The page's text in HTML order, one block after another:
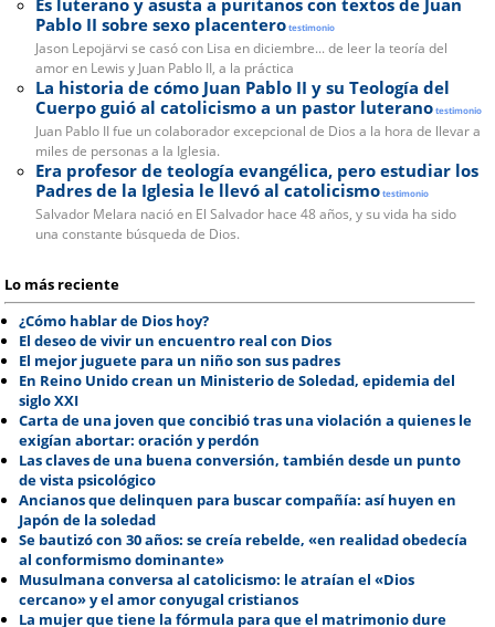
Es luterano y asusta a puritanos con textos de Juan
Pablo II sobre sexo placenterotestimonio
Jason Lepojärvi se casó con Lisa en diciembre... de leer la teoría del
amor en Lewis y Juan Pablo II, a la práctica
La historia de cómo Juan Pablo II y su Teología del
Cuerpo guió al catolicismo a un pastor luteranotestimonio
Juan Pablo II fue un colaborador excepcional de Dios a la hora de llevar a
miles de personas a la Iglesia.
Era profesor de teología evangélica, pero estudiar los
Padres de la Iglesia le llevó al catolicismotestimonio
Salvador Melara nació en El Salvador hace 48 años, y su vida ha sido
una constante búsqueda de Dios.
Lo más reciente
¿Cómo hablar de Dios hoy?
El deseo de vivir un encuentro real con Dios
El mejor juguete para un niño son sus padres
En Reino Unido crean un Ministerio de Soledad, epidemia del
siglo XXI
Carta de una joven que concibió tras una violación a quienes le
exigían abortar: oración y perdón
Las claves de una buena conversión, también desde un punto
de vista psicológico
Ancianos que delinquen para buscar compañía: así huyen en
Japón de la soledad
Se bautizó con 30 años: se creía rebelde, «en realidad obedecía
al conformismo dominante»
Musulmana conversa al catolicismo: le atraían el «Dios
cercano» y el amor conyugal cristianos
La mujer que tiene la fórmula para que el matrimonio dure